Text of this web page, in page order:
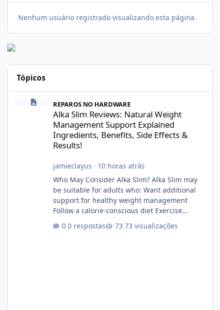
Nenhum usuário registrado visualizando esta página.
Tópicos
REPAROS NO HARDWARE
Alka Slim Reviews: Natural Weight
Management Support Explained
Ingredients, Benefits, Side Effects &
Results!
jamieclayus · 10 horas atrás
Who May Consider Alka Slim? Alka Slim may
be suitable for adults who: Want additional
support for healthy weight management
Follow a calorie-conscious diet Exercise
plant-based ingredients Want to complement
0 respostas 73 visualizações